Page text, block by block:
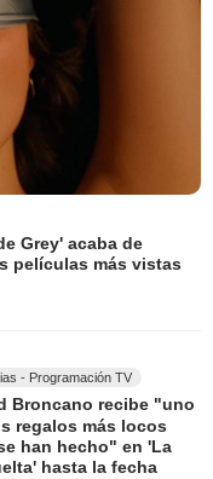
Grey' acaba de
películas más vistas
- Programación TV
Broncano recibe "uno
regalos más locos
han hecho" en 'La
hasta la fecha